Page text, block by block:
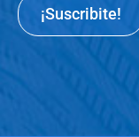
¡Suscribite!